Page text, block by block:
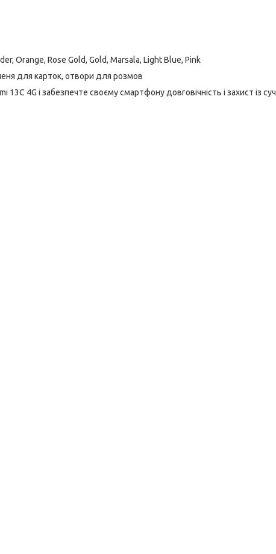
Orange, Rose Gold, Gold, Marsala, Light Blue, Pink
для карток, отвори для розмов
4G і забезпечте своєму смартфону довговічність і захист із